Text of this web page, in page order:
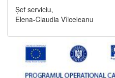
Șef serviciu,
Elena-Claudia Vîlceleanu